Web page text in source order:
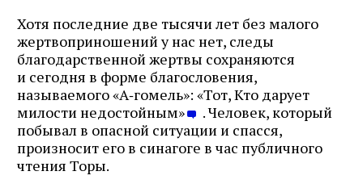
Хотя последние две тысячи лет без малого
жертвоприношений у нас нет, следы
благодарственной жертвы сохраняются
и сегодня в форме благословения,
называемого «А‑гомель»: «Тот, Кто дарует
милости недостойным»
. Человек, который
побывал в опасной ситуации и спасся,
произносит его в синагоге в час публичного
чтения Торы.